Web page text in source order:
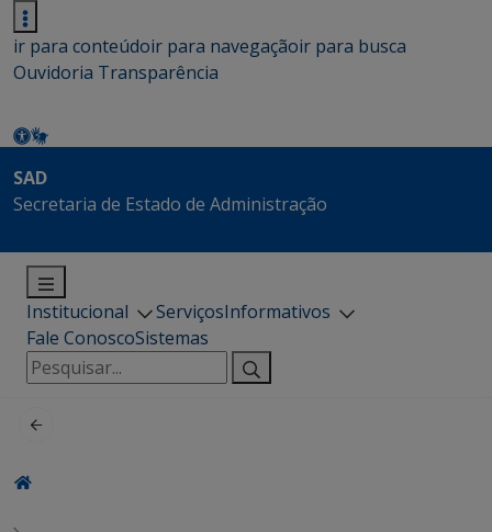
ir para conteúdoir para navegaçãoir para busca
Ouvidoria Transparência
SAD
Secretaria de Estado de Administração
Institucional ServiçosInformativos
Fale ConoscoSistemas
Pesquisar
por: